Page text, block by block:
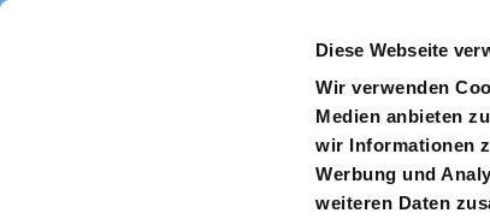
Diese Webseite
Wir verwenden
Medien anbieten
wir Informationen
Werbung und
weiteren Daten
Direkt zum Inhalt